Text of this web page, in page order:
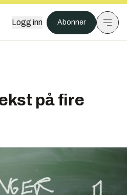
Logg inn Abonner
på fire